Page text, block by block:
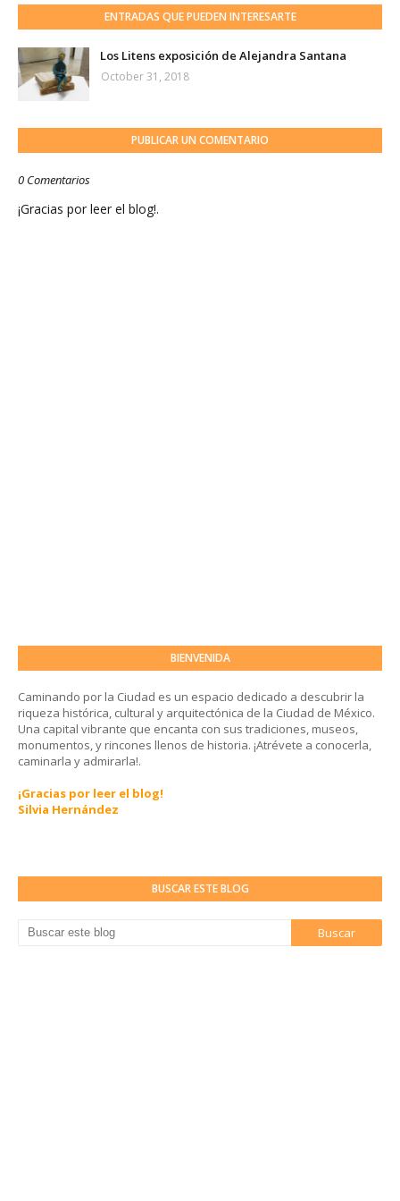
ENTRADAS QUE PUEDEN INTERESARTE
Los Litens exposición de Alejandra Santana
October 31, 2018
PUBLICAR UN COMENTARIO
0 Comentarios
¡Gracias por leer el blog!.
BIENVENIDA
Caminando por la Ciudad es un espacio dedicado a descubrir la
riqueza histórica, cultural y arquitectónica de la Ciudad de México.
Una capital vibrante que encanta con sus tradiciones, museos,
monumentos, y rincones llenos de historia. ¡Atrévete a conocerla,
caminarla y admirarla!.
¡Gracias por leer el blog!
Silvia Hernández
BUSCAR ESTE BLOG